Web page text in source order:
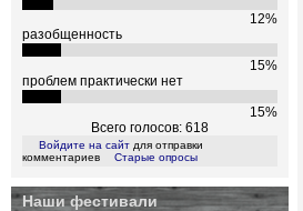
12%
разобщенность
15%
проблем практически нет
15%
Всего голосов: 618
Войдите на сайт для отправки
комментариев
Старые опросы
Наши фестивали